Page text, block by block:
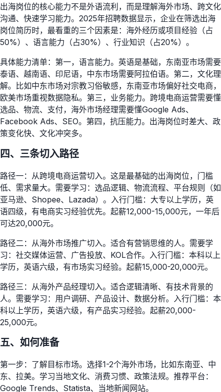
出海岗位的核心能力不是外语流利，而是理解海外市场、跨文化
沟通、快速学习能力。2025年招聘数据显示，企业在筛选出海
岗位简历时，最看重的三个因素是：海外经历或项目经验（占
50%）、语言能力（占30%）、行业知识（占20%）。
具体能力清单：第一，语言能力。英语是基础，东南亚市场需要
泰语、越南语、印尼语，中东市场需要阿拉伯语。第二，文化理
解。比如中东市场对宗教习俗敏感，东南亚市场偏好社交电商，
欧美市场重视数据隐私。第三，业务能力。跨境电商运营需要懂
选品、物流、支付，海外市场经理需要懂Google Ads、
Facebook Ads、SEO。第四，抗压能力。出海岗位时差大、政
策变化快、文化冲突多。
四、三条切入路径
路径一：从跨境电商运营切入。这是最基础的出海岗位，门槛
低、需求量大。需要学习：选品逻辑、物流流程、平台规则（如
亚马逊、Shopee、Lazada）。入行门槛：大专以上学历，英
语四级，有电商实习经验优先。起薪12,000-15,000元，一年后
可达20,000元。
路径二：从海外市场推广切入。适合有营销思维的人。需要学
习：社交媒体运营、广告投放、KOL合作。入行门槛：本科以上
学历，英语六级，有市场实习经验。起薪15,000-20,000元。
路径三：从海外产品经理切入。适合逻辑清晰、有技术背景的
人。需要学习：用户调研、产品设计、数据分析。入行门槛：本
科以上学历，英语六级，有产品实习经验。起薪20,000-
25,000元。
五、如何准备
第一步：了解目标市场。选择1-2个海外市场，比如东南亚、中
东、拉美。学习当地文化、消费习惯、政策法规。推荐平台：
Google Trends、Statista、当地新闻网站。